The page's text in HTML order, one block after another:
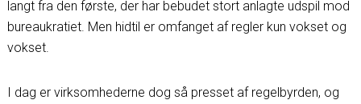
langt fra den første, der har bebudet stort anlagte udspil mod
bureaukratiet. Men hidtil er omfanget af regler kun vokset og
vokset.
I dag er virksomhederne dog så presset af regelbyrden, og